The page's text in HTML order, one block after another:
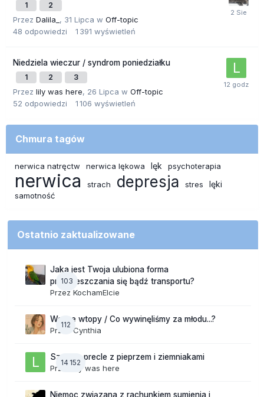
1 2
Przez Dalila_ , 31 Lipca w Off-topic
48 odpowiedzi 1 391 wyświetleń
Niedziela wieczur / syndrom poniedziałku
1 2 3
Przez lily was here, 26 Lipca w Off-topic
52 odpowiedzi 1 106 wyświetleń
Chmura tagów
nerwica natręctw nerwica lękowa lęk psychoterapia
nerwica strach depresja stres lęki
samotność
Ostatnio zaktualizowane
103
Jaka jest Twoja ulubiona forma
przemieszczania się bądź transportu?
Przez KochamElcie
112
Wasze wtopy / Co wywinęliśmy za młodu...?
Przez Cynthia
14 152
Szalone precle z pieprzem i ziemniakami
Przezlily was here
Niemoc związana z rachunkiem sumienia i